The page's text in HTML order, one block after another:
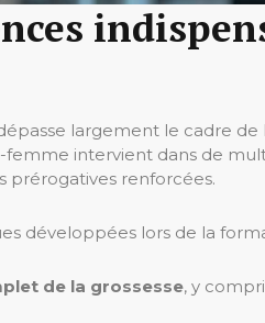
largement le cadre
femme intervient dans de
prérogatives renforcées.
développées lors de la
de la grossesse, y